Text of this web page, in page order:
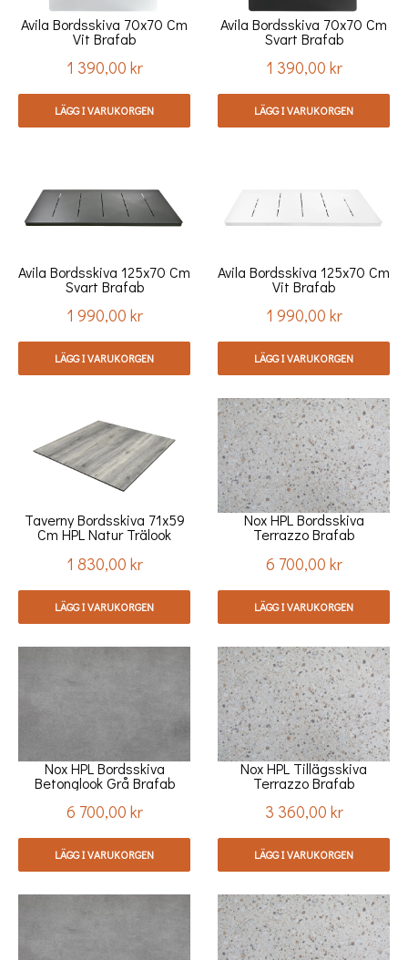
Avila Bordsskiva 70x70 Cm
Vit Brafab
Pris
1 390,00 kr
LÄGG I VARUKORGEN
Avila Bordsskiva 70x70 Cm
Svart Brafab
Pris
1 390,00 kr
LÄGG I VARUKORGEN
Avila Bordsskiva 125x70 Cm
Svart Brafab
Pris
1 990,00 kr
LÄGG I VARUKORGEN
Avila Bordsskiva 125x70 Cm
Vit Brafab
Pris
1 990,00 kr
LÄGG I VARUKORGEN
Taverny Bordsskiva 71x59
Cm HPL Natur Trälook
Pris
1 830,00 kr
LÄGG I VARUKORGEN
Nox HPL Bordsskiva
Terrazzo Brafab
Pris
6 700,00 kr
LÄGG I VARUKORGEN
Nox HPL Bordsskiva
Betonglook Grå Brafab
Pris
6 700,00 kr
LÄGG I VARUKORGEN
Nox HPL Tillägsskiva
Terrazzo Brafab
Pris
3 360,00 kr
LÄGG I VARUKORGEN